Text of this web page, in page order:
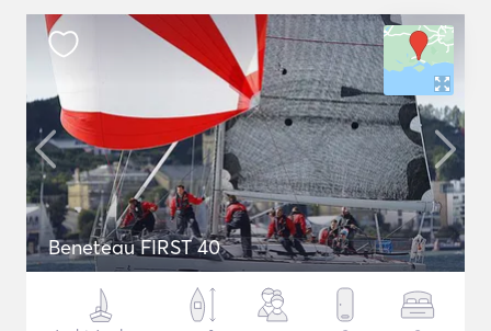
Beneteau FIRST 40